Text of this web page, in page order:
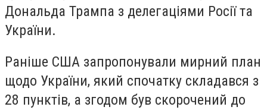
Дональда Трампа з делегаціями Росії та
України.
Раніше США запропонували мирний план
щодо України, який спочатку складався з
28 пунктів, а згодом був скорочений до